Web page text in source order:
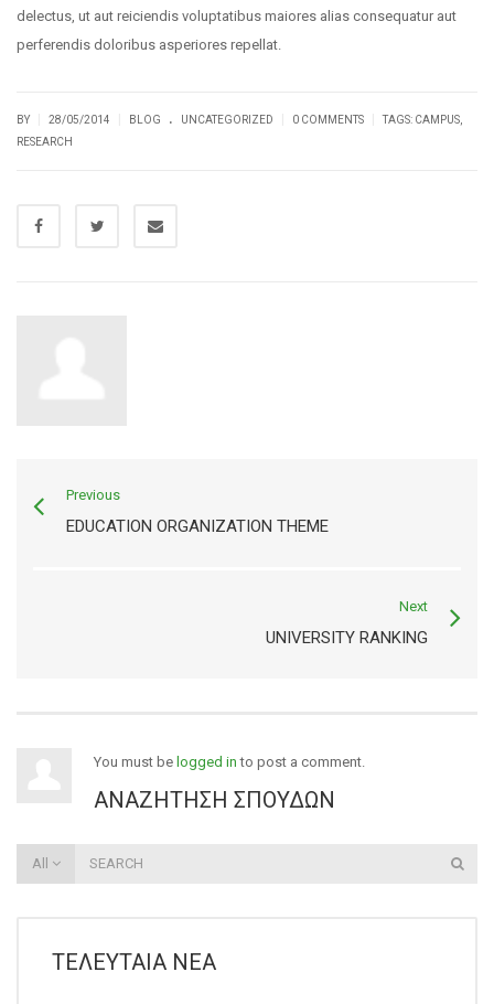
delectus, ut aut reiciendis voluptatibus maiores alias consequatur aut
perferendis doloribus asperiores repellat.
BY 28/05/2014 BLOG . UNCATEGORIZED 0 COMMENTS TAGS: CAMPUS
RESEARCH
Previous
EDUCATION ORGANIZATION THEME
Next
UNIVERSITY RANKING
You must be logged in to post a comment.
ΑΝΑΖΉΤΗΣΗ ΣΠΟΥΔΏΝ
All
ΤΕΛΕΥΤΑΊΑ ΝΈΑ